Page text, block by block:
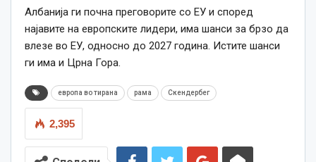
Албанија ги почна преговорите со ЕУ и според
најавите на европските лидери, има шанси за брзо да
влезе во ЕУ, односно до 2027 година. Истите шанси
ги има и Црна Гора.
европа во тирана рама Скендербег
2,395